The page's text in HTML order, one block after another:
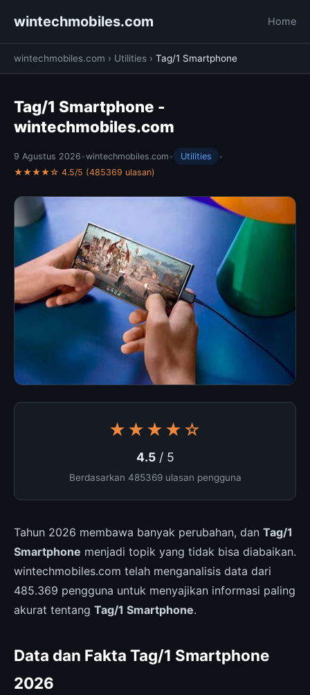
wintechmobiles.com Home
wintechmobiles.com › Utilities › Tag/1 Smartphone
Tag/1 Smartphone -
wintechmobiles.com
9 Agustus 2026 •wintechmobiles.com • Utilities
•
★★★★☆ 4.5/5 (485369 ulasan)
★★★★☆
4.5/ 5
Berdasarkan 485369 ulasan pengguna
Tahun 2026 membawa banyak perubahan, dan Tag/1
Smartphone menjadi topik yang tidak bisa diabaikan.
wintechmobiles.com telah menganalisis data dari
485.369 pengguna untuk menyajikan informasi paling
akurat tentang Tag/1 Smartphone.
Data dan Fakta Tag/1 Smartphone
2026